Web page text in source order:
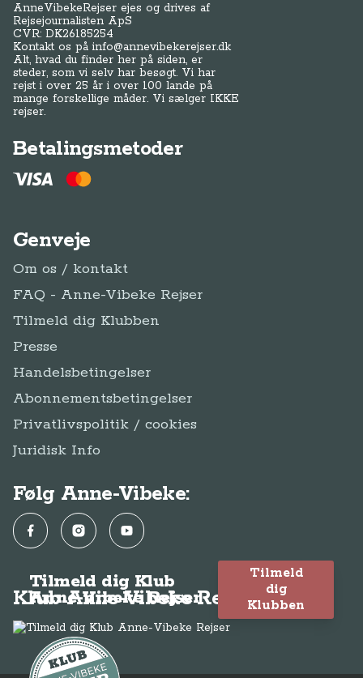
AnneVibekeRejser ejes og drives af
Rejsejournalisten ApS
CVR: DK26185254
Kontakt os påinfo@annevibekerejser.dk
Alt, hvad du finder her på siden, er
steder, som vi selv har besøgt. Vi har
rejst i over 25 år i over 100 lande på
mange forskellige måder. Vi sælger IKKE
rejser.
Betalingsmetoder
Genveje
Om os / kontakt
FAQ - Anne-Vibeke Rejser
Tilmeld dig Klubben
Presse
Handelsbetingelser
Abonnementsbetingelser
Privatlivspolitik / cookies
Juridisk Info
Følg Anne-Vibeke:
FacebookInstagramYouTube
Klub Anne-Vibeke Rejser
Tilmeld dig Klub
Anne-Vibeke Rejser
Tilmeld
dig
Klubben